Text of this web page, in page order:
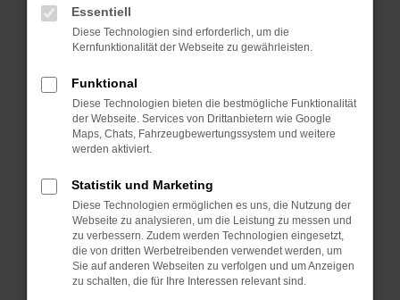
das Laden bestimmter Seiten verhindern.
Funktioniert die Seite in einem anderen Browser
oder in einem privaten Fenster?
Das kann manchmal helfen, vorübergehende
Probleme zu beheben.
Stelle sicher, dass dein Browser und dein
Betriebssystem auf dem neuesten Stand sind.
Sicherheitsrisiko, sondern kann auch dazu führen,
dass bestimmte Funktionen nicht mehr
unterstützt werden.
Wende dich an den Webseitenbetreiber.
Wenn du alle oben genannten Schritte versucht
hast, kontaktiere uns bitte. Wir werden versuchen,
Essentiell
Diese Technologien sind erforderlich, um die
Kernfunktionalität der Webseite zu gewährleisten.
Funktional
Diese Technologien bieten die bestmögliche Funktionalität
der Webseite. Services von Drittanbietern wie Google
Maps, Chats, Fahrzeugbewertungssystem und weitere
werden aktiviert.
Statistik und Marketing
Diese Technologien ermöglichen es uns, die Nutzung der
Webseite zu analysieren, um die Leistung zu messen und
zu verbessern. Zudem werden Technologien eingesetzt,
die von dritten Werbetreibenden verwendet werden, um
Sie auf anderen Webseiten zu verfolgen und um Anzeigen
zu schalten, die für Ihre Interessen relevant sind.